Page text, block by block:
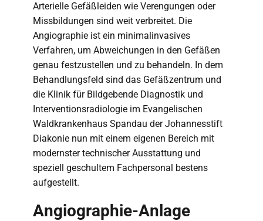
Arterielle Gefäßleiden wie Verengungen oder
Missbildungen sind weit verbreitet. Die
Angiographie ist ein minimalinvasives
Verfahren, um Abweichungen in den Gefäßen
genau festzustellen und zu behandeln. In dem
Behandlungsfeld sind das Gefäßzentrum und
die Klinik für Bildgebende Diagnostik und
Interventionsradiologie im Evangelischen
Waldkrankenhaus Spandau der Johannesstift
Diakonie nun mit einem eigenen Bereich mit
modernster technischer Ausstattung und
speziell geschultem Fachpersonal bestens
aufgestellt.
Angiographie-Anlage